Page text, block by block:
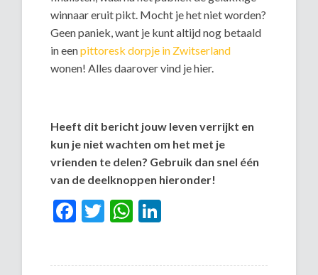
winnaar eruit pikt. Mocht je het niet worden?
Geen paniek, want je kunt altijd nog betaald
in eenpittoresk dorpje in Zwitserland
wonen! Alles daarover vind je hier.
Heeft dit bericht jouw leven verrijkt en
kun je niet wachten om het met je
vrienden te delen? Gebruik dan snel één
van de deelknoppen hieronder!
Facebook
TwitterWhatsApp